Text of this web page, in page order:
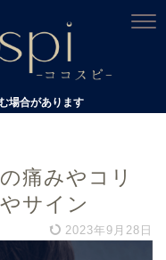
場合があります
痛みやコリ
サイン
2023年9月28日